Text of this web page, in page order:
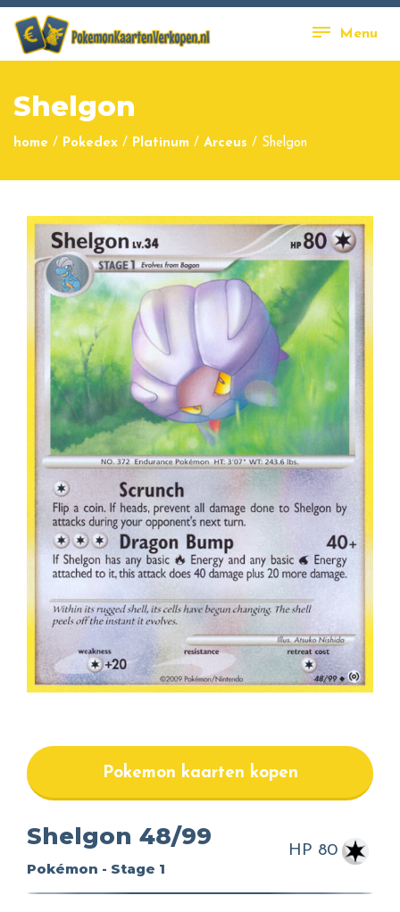
Menu
Shelgon
home / Pokedex / Platinum / Arceus / Shelgon
Pokemon kaarten kopen
Shelgon 48/99
Pokémon - Stage 1
HP 80